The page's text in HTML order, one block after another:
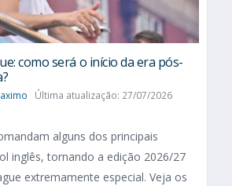
como será o início da era pós-
Última atualização: 27/07/2026
alguns dos principais
inglês, tornando a edição 2026/27
extremamente especial. Veja os